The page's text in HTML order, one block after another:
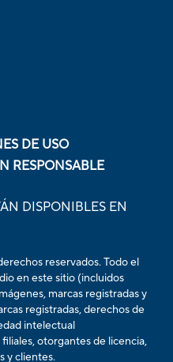
DE USO
RESPONSABLE
DISPONIBLES EN
reservados. Todo el
en este sitio (incluidos
marcas registradas y
registradas, derechos de
intelectual
otorgantes de licencia,
y clientes.